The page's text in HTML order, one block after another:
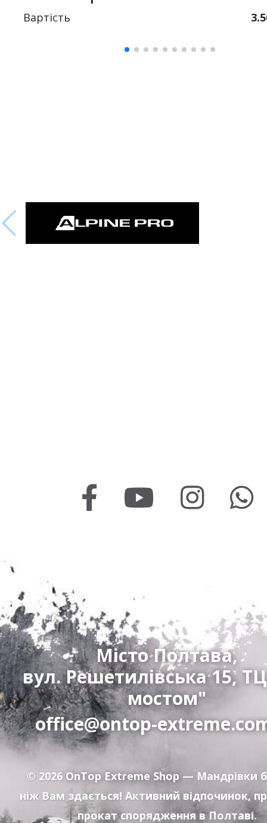
Вартість
Місто Полтава,
вул. Решетилівська 15,
мостом"
office@ontop-
© 2026 OnTop Extreme Shop — Мандрівки
ніж Вам здається! Активний відпочинок,
прокат спорядження в Полтаві.